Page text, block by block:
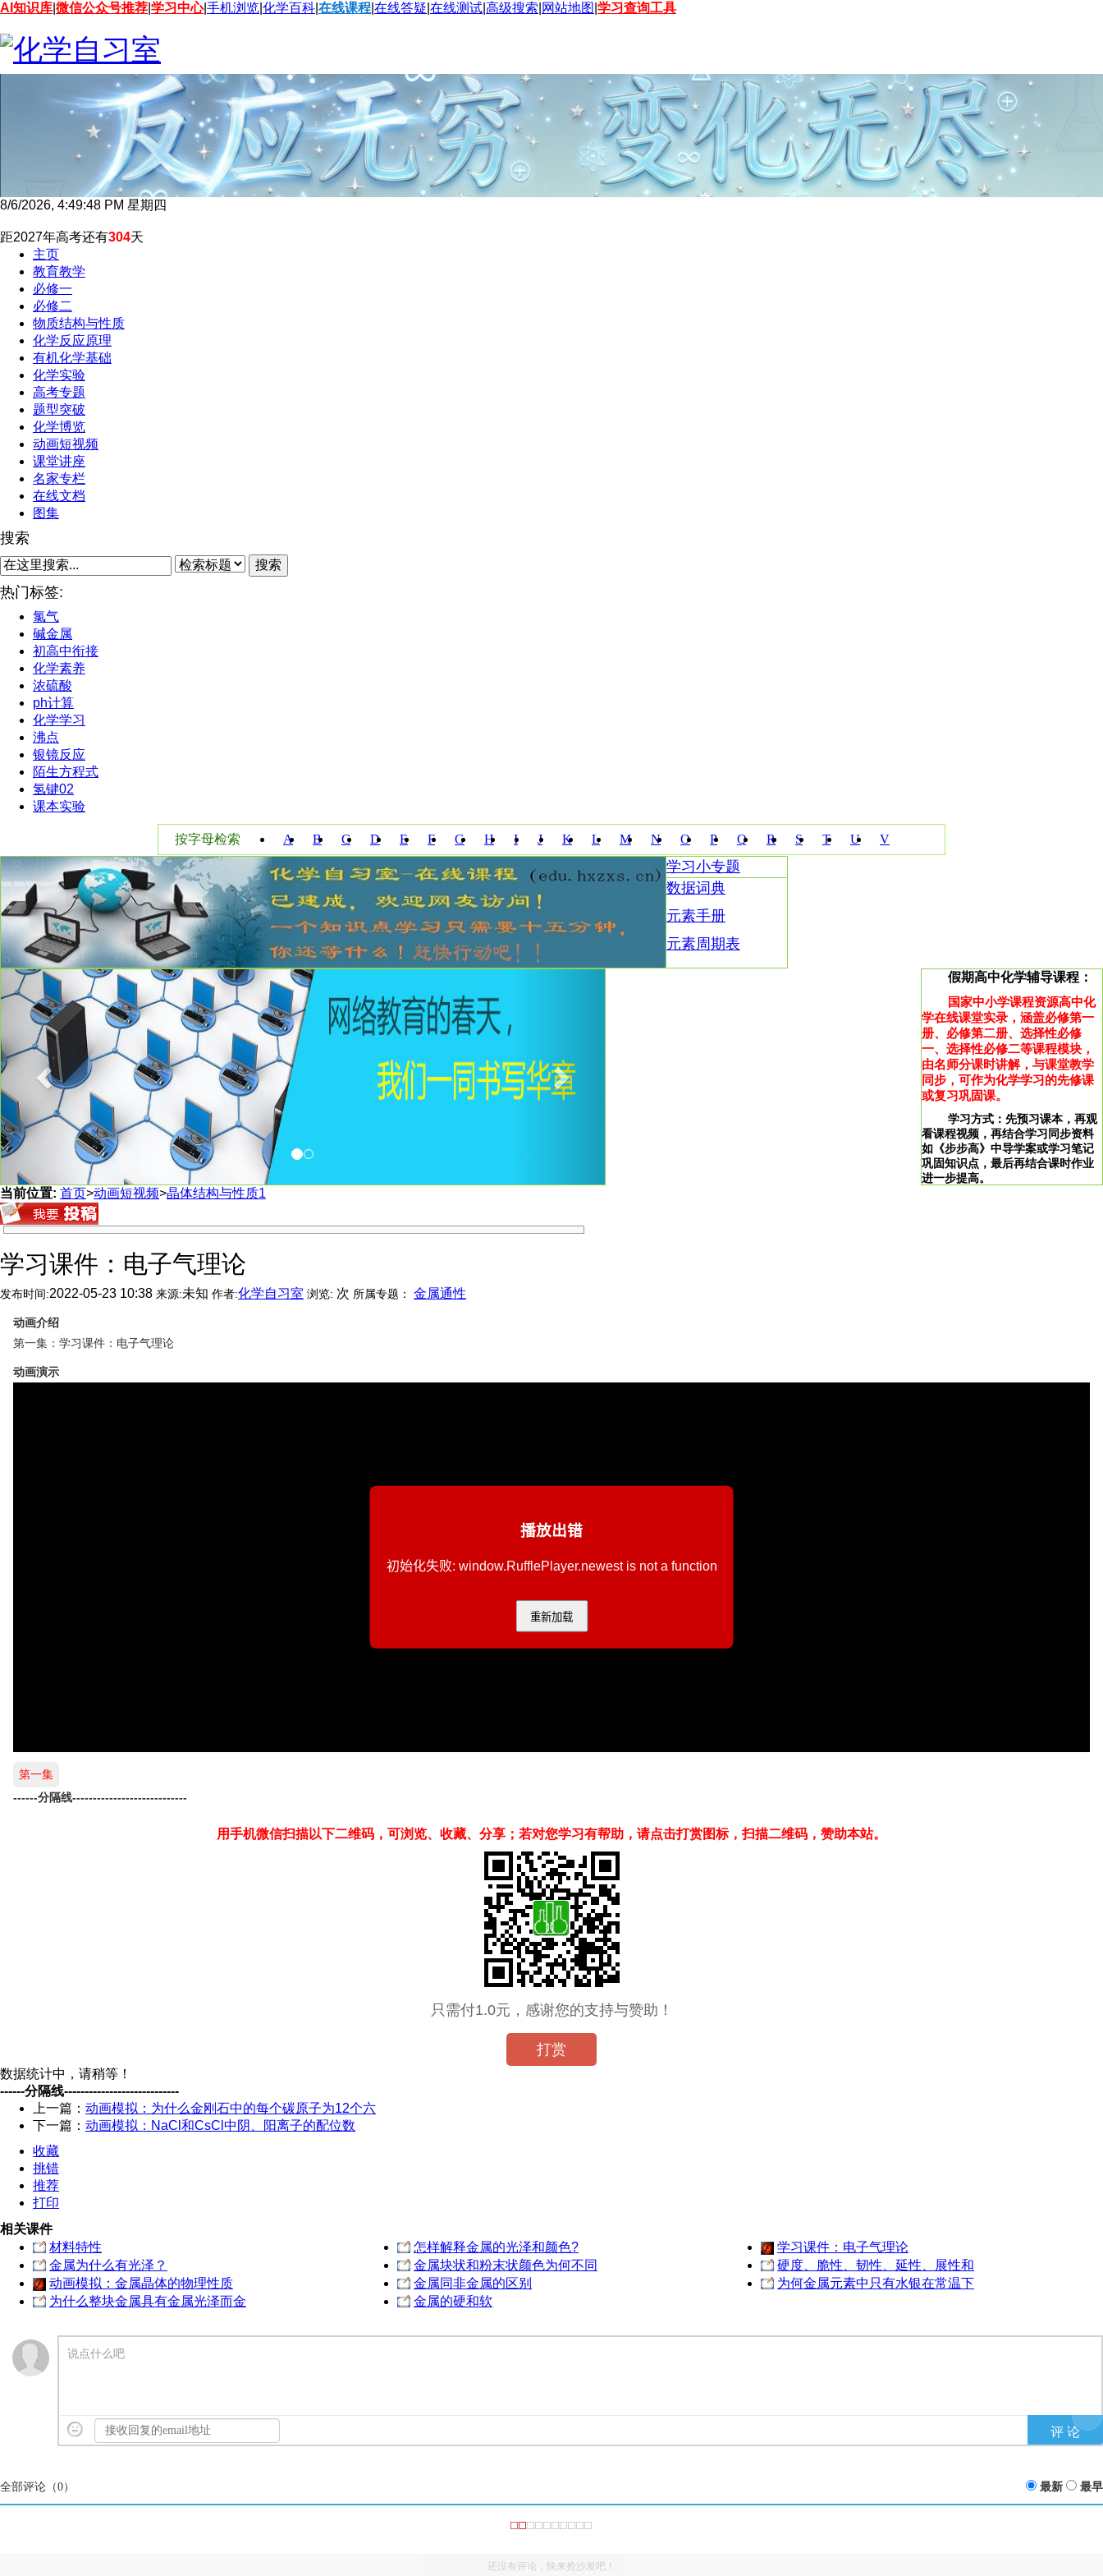
AI知识库 微信公众号推荐 学习中心|手机浏览 化学百科 在线课程 在线答疑 在线测试 高级搜索 网站地图 学习查询工具
8/6/2026, 4:49:49 PM 星期四
距2027年高考还有304天
主页
教育教学
必修一
必修二
物质结构与性质
化学反应原理
有机化学基础
化学实验
高考专题
题型突破
化学博览
动画短视频
课堂讲座
名家专栏
在线文档
图集
搜索
搜索
热门标签:
氯气
碱金属
初高中衔接
化学素养
浓硫酸
ph计算
化学学习
沸点
银镜反应
陌生方程式
氢键02
课本实验
按字母检索 A B C D E F G H I J K L M N O P Q R S T U V
W X Y Z
学习小专题
数据词典
元素手册
元素周期表
Previous 假期高中化学辅导课程：
国家中小学课程资源高中化
学在线课堂实录，涵盖必修第一
册、必修第二册、选择性必修
一、选择性必修二等课程模块，
由名师分课时讲解，与课堂教学
同步，可作为化学学习的先修课
或复习巩固课。
学习方式：先预习课本，再观
看课程视频，再结合学习同步资料
如《步步高》中导学案或学习笔记
巩固知识点，最后再结合课时作业
进一步提高。
当前位置: 首页>动画短视频>晶体结构与性质1
学习课件：电子气理论
发布时间:2022-05-23 10:38 来源:未知 作者:化学自习室 浏览: 次 所属专题： 金属通性
动画介绍
第一集：学习课件：电子气理论
动画演示
第一集
------分隔线----------------------------
用手机微信扫描以下二维码，可浏览、收藏、分享；若对您学习有帮助，请点击打赏图标，扫描二维码，赞助本站。
只需付1.0元，感谢您的支持与赞助！
打赏
数据统计中，请稍等！
------分隔线----------------------------
上一篇： 动画模拟：为什么金刚石中的每个碳原子为12个六
下一篇： 动画模拟：NaCl和CsCl中阴、阳离子的配位数
收藏
挑错
推荐
打印
相关课件
材料特性
怎样解释金属的光泽和颜色?
学习课件：电子气理论
金属为什么有光泽？
金属块状和粉末状颜色为何不同
硬度、脆性、韧性、延性、展性和
动画模拟：金属晶体的物理性质
金属同非金属的区别
为何金属元素中只有水银在常温下
为什么整块金属具有金属光泽而金
金属的硬和软
说点什么吧
全部评论（0） 最新 最早
还没有评论，快来抢沙发吧！